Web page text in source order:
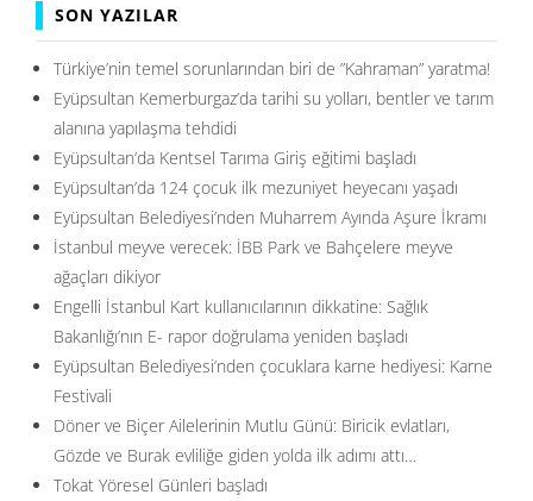
SON YAZILAR
Türkiye’nin temel sorunlarından biri de ”Kahraman” yaratma!
Eyüpsultan Kemerburgaz’da tarihi su yolları, bentler ve tarım
alanına yapılaşma tehdidi
Eyüpsultan’da Kentsel Tarıma Giriş eğitimi başladı
Eyüpsultan’da 124 çocuk ilk mezuniyet heyecanı yaşadı
Eyüpsultan Belediyesi’nden Muharrem Ayında Aşure İkramı
İstanbul meyve verecek: İBB Park ve Bahçelere meyve
ağaçları dikiyor
Engelli İstanbul Kart kullanıcılarının dikkatine: Sağlık
Bakanlığı’nın E- rapor doğrulama yeniden başladı
Eyüpsultan Belediyesi’nden çocuklara karne hediyesi: Karne
Festivali
Döner ve Biçer Ailelerinin Mutlu Günü: Biricik evlatları,
Gözde ve Burak evliliğe giden yolda ilk adımı attı…
Tokat Yöresel Günleri başladı